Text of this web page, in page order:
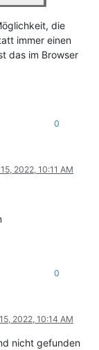
die
immer einen
das im Browser
0
2022, 10:11 AM
0
2022, 10:14 AM
nicht gefunden